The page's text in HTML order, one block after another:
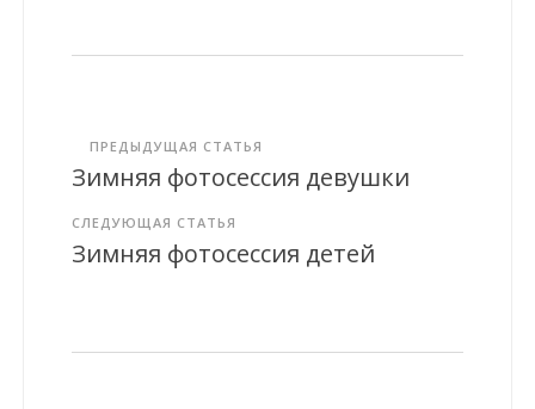
ПРЕДЫДУЩАЯ СТАТЬЯ
Зимняя фотосессия девушки
СЛЕДУЮЩАЯ СТАТЬЯ
Зимняя фотосессия детей